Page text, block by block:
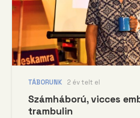
TÁBORUNK 2 év telt el
Számháború, vicces
trambulin